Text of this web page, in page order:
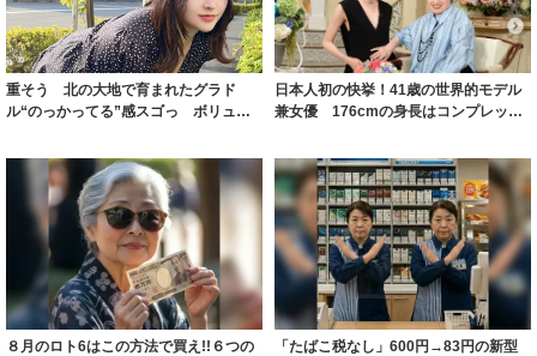
重そう 北の大地で育まれたグラド
ル“のっかってる”感スゴっ ボリュー
日本人初の快挙！41歳の世界的モデル
兼女優 176cmの身長はコンプレック
８月のロト6はこの方法で買え!!６つの
「たばこ税なし」600円→83円の新型